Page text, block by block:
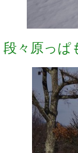
段々原っぱ